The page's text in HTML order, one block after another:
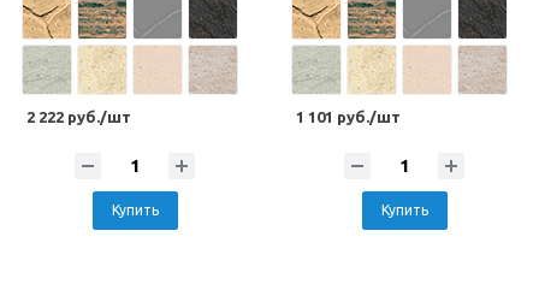
2 222 руб./шт
Купить
1 101 руб./шт
Купить